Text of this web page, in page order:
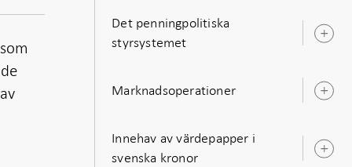
Det penningpolitiska
styrsystemet
Marknadsoperationer
Innehav av värdepapper i
svenska kronor